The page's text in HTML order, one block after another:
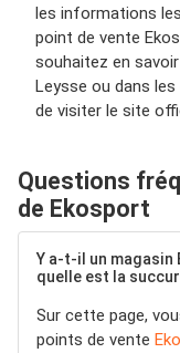
les informations
point de vente
souhaitez en
Leysse ou dans
de visiter le site
Questions
de Ekosport
Y a-t-il un magasin
quelle est la
Sur cette page,
points de vente